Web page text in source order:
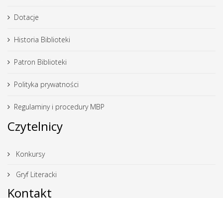
Dotacje
Historia Biblioteki
Patron Biblioteki
Polityka prywatności
Regulaminy i procedury MBP
Czytelnicy
Konkursy
Gryf Literacki
Kontakt